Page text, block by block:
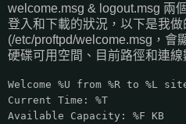
welcome.msg & logout.msg 兩
登入和下載的狀況，以下是我
(/etc/proftpd/welcome.msg，會
硬碟可用空間、目前路徑和連線
Welcome %U from %R to %L
Current Time: %T
Available Capacity: %F KB